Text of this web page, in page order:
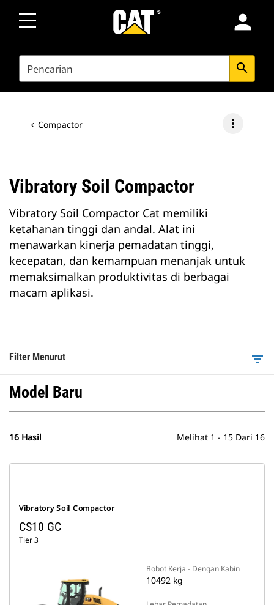
person
SEARCH search
Compactor more_vert
Vibratory Soil Compactor
Vibratory Soil Compactor Cat memiliki
ketahanan tinggi dan andal. Alat ini
menawarkan kinerja pemadatan tinggi,
kecepatan, dan kemampuan menanjak untuk
memaksimalkan produktivitas di berbagai
macam aplikasi.
Filter Menurut filter_list
Model Baru
16 Hasil Melihat 1 - 15 Dari 16
Vibratory Soil Compactor
CS10 GC
Tier 3
Bobot Kerja - Dengan Kabin
10492 kg